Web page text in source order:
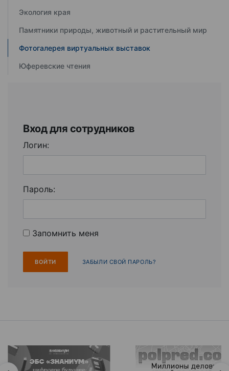
Экология края
Памятники природы, животный и растительный мир
Фотогалерея виртуальных выставок
Юферевские чтения
Вход для сотрудников
Логин:
Пароль:
Запомнить меня
ЗАБЫЛИ СВОЙ ПАРОЛЬ?